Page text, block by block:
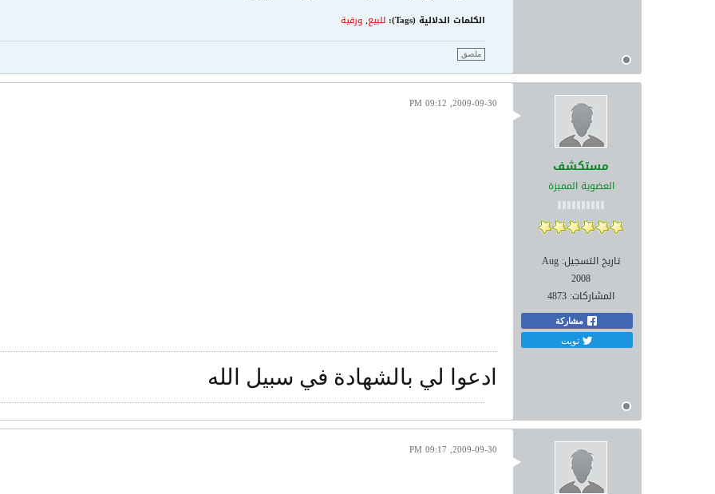
الكلمات الدلالية (Tags): للبيع,ورقية
ملصق
مستكشف
العضوية المميزة
تاريخ التسجيل: Aug
2008
المشاركات: 4873
مشاركة
تويت
2009-09-30, 09:12 PM
ادعوا لي بالشهادة في سبيل الله
2009-09-30, 09:17 PM